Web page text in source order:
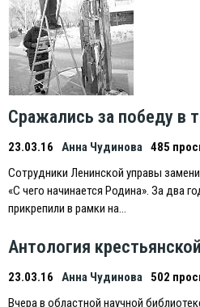
Сражались за победу в
23.03.16 Анна Чудинова 485
Сотрудники Ленинской управы
«С чего начинается Родина». За два
прикрепили в рамки на…
Антология
23.03.16 Анна Чудинова 502
Вчера в областной научной